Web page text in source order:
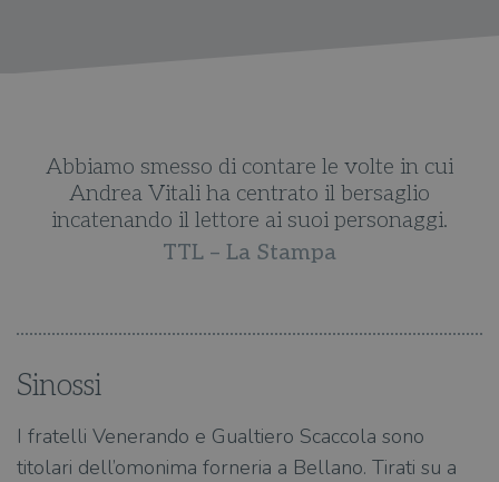
Abbiamo smesso di contare le volte in cui
Andrea Vitali ha centrato il bersaglio
incatenando il lettore ai suoi personaggi.
TTL – La Stampa
Sinossi
I fratelli Venerando e Gualtiero Scaccola sono
titolari dell’omonima forneria a Bellano. Tirati su a